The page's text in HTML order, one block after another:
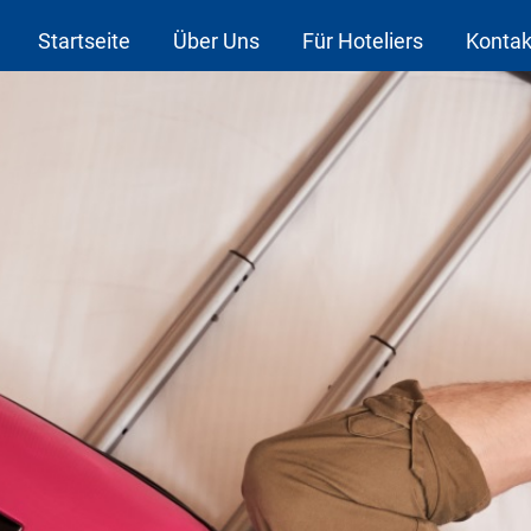
Startseite Über Uns Für Hoteliers